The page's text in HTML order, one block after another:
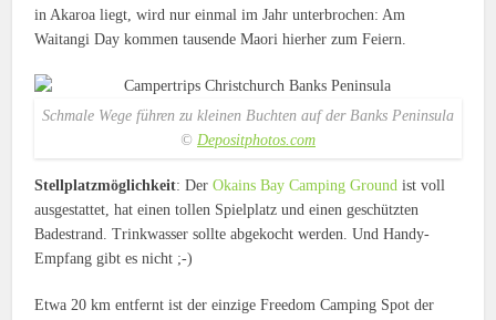
in Akaroa liegt, wird nur einmal im Jahr unterbrochen: Am
Waitangi Day kommen tausende Maori hierher zum Feiern.
Schmale Wege führen zu kleinen Buchten auf der Banks Peninsula
© Depositphotos.com
Stellplatzmöglichkeit: Der Okains Bay Camping Ground ist voll
ausgestattet, hat einen tollen Spielplatz und einen geschützten
Badestrand. Trinkwasser sollte abgekocht werden. Und Handy-
Empfang gibt es nicht ;-)
Etwa 20 km entfernt ist der einzige Freedom Camping Spot der